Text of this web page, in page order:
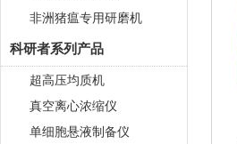
非洲猪瘟专用研磨机
科研者系列产品
超高压均质机
真空离心浓缩仪
单细胞悬液制备仪